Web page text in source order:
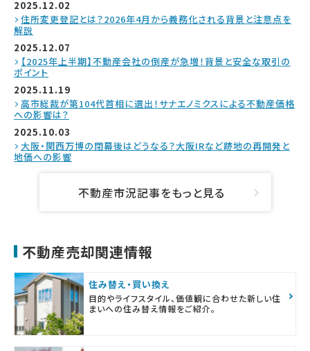
2025.12.02
住所変更登記とは？2026年4月から義務化される背景と注意点を
解説
2025.12.07
【2025年上半期】不動産会社の倒産が急増！背景と安全な取引の
ポイント
2025.11.19
高市総裁が第104代首相に選出！サナエノミクスによる不動産価格
への影響は？
2025.10.03
大阪・関西万博の閉幕後はどうなる？大阪IRなど跡地の再開発と
地価への影響
不動産市況記事をもっと見る
不動産売却関連情報
住み替え・買い換え
目的やライフスタイル、価値観に合わせた新しい住
まいへの住み替え情報をご紹介。